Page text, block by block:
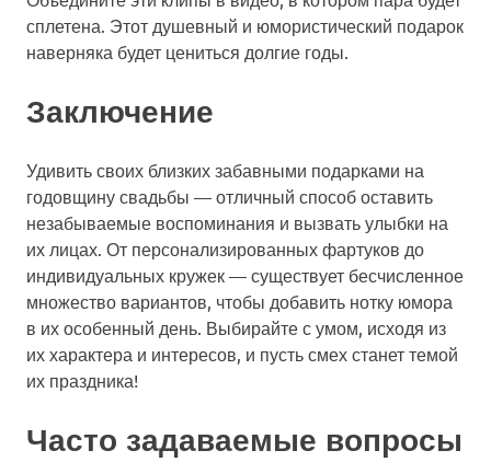
сплетена. Этот душевный и юмористический подарок
наверняка будет цениться долгие годы.
Заключение
Удивить своих близких забавными подарками на
годовщину свадьбы — отличный способ оставить
незабываемые воспоминания и вызвать улыбки на
их лицах. От персонализированных фартуков до
индивидуальных кружек — существует бесчисленное
множество вариантов, чтобы добавить нотку юмора
в их особенный день. Выбирайте с умом, исходя из
их характера и интересов, и пусть смех станет темой
их праздника!
Часто задаваемые вопросы